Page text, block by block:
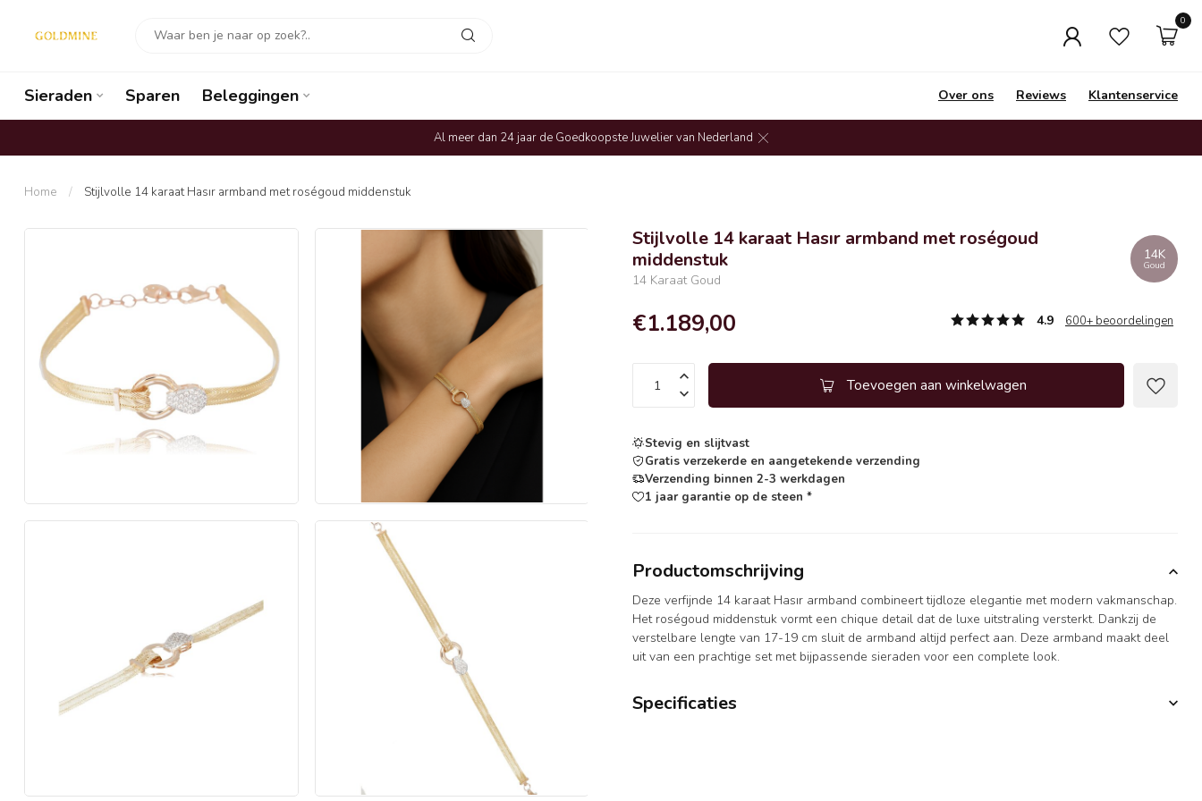
0
Sieraden Sparen Beleggingen Over ons Reviews Klantenservice
Al meer dan 24 jaar de Goedkoopste Juwelier van Nederland
Home / Stijlvolle 14 karaat Hasır armband met roségoud middenstuk
Stijlvolle 14 karaat Hasır armband met roségoud
middenstuk
14 Karaat Goud
14K
Goud
€1.189,00 4.9 600+ beoordelingen
Toevoegen aan winkelwagen
Stevig en slijtvast
Gratis verzekerde en aangetekende verzending
Verzending binnen 2-3 werkdagen
1 jaar garantie op de steen *
Productomschrijving
Deze verfijnde 14 karaat Hasır armband combineert tijdloze elegantie met modern vakmanschap.
Het roségoud middenstuk vormt een chique detail dat de luxe uitstraling versterkt. Dankzij de
verstelbare lengte van 17-19 cm sluit de armband altijd perfect aan. Deze armband maakt deel
uit van een prachtige set met bijpassende sieraden voor een complete look.
Specificaties